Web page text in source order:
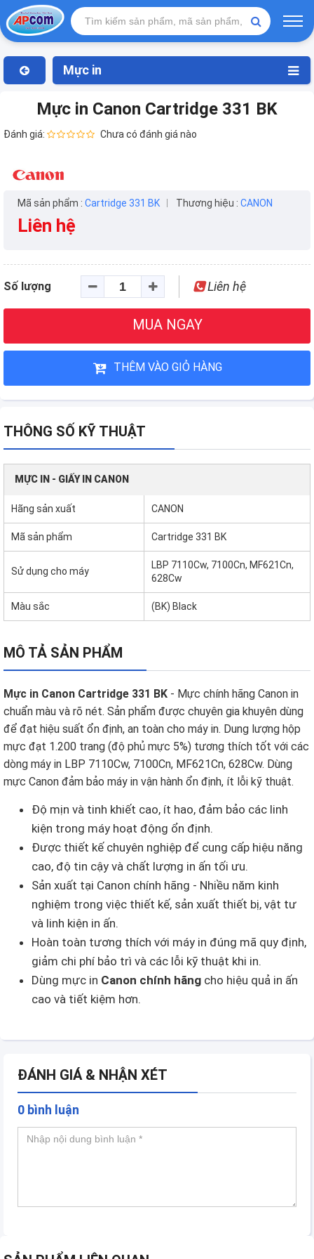
Mực in
Mực in Canon Cartridge 331 BK
Đánh giá: Chưa có đánh giá nào
Mã sản phẩm : Cartridge 331 BK Thương hiệu : CANON
Liên hệ
Số lượng Liên hệ
MUA NGAY
THÊM VÀO GIỎ HÀNG
THÔNG SỐ KỸ THUẬT
MỰC IN - GIẤY IN CANON
Hãng sản xuất CANON
Mã sản phẩm Cartridge 331 BK
Sử dụng cho máy
LBP 7110Cw, 7100Cn, MF621Cn,
628Cw
Màu sắc (BK) Black
MÔ TẢ SẢN PHẨM
Mực in Canon Cartridge 331 BK - Mực chính hãng Canon in
chuẩn màu và rõ nét. Sản phẩm được chuyên gia khuyên dùng
để đạt hiệu suất ổn định, an toàn cho máy in. Dung lượng hộp
mực đạt 1.200 trang (độ phủ mực 5%) tương thích tốt với các
dòng máy in LBP 7110Cw, 7100Cn, MF621Cn, 628Cw. Dùng
mực Canon đảm bảo máy in vận hành ổn định, ít lỗi kỹ thuật.
Độ mịn và tinh khiết cao, ít hao, đảm bảo các linh
kiện trong máy hoạt động ổn định.
Được thiết kế chuyên nghiệp để cung cấp hiệu năng
cao, độ tin cậy và chất lượng in ấn tối ưu.
Sản xuất tại Canon chính hãng - Nhiều năm kinh
nghiệm trong việc thiết kế, sản xuất thiết bị, vật tư
và linh kiện in ấn.
Hoàn toàn tương thích với máy in đúng mã quy định,
giảm chi phí bảo trì và các lỗi kỹ thuật khi in.
Dùng mực in Canon chính hãng cho hiệu quả in ấn
cao và tiết kiệm hơn.
ĐÁNH GIÁ & NHẬN XÉT
0 bình luận